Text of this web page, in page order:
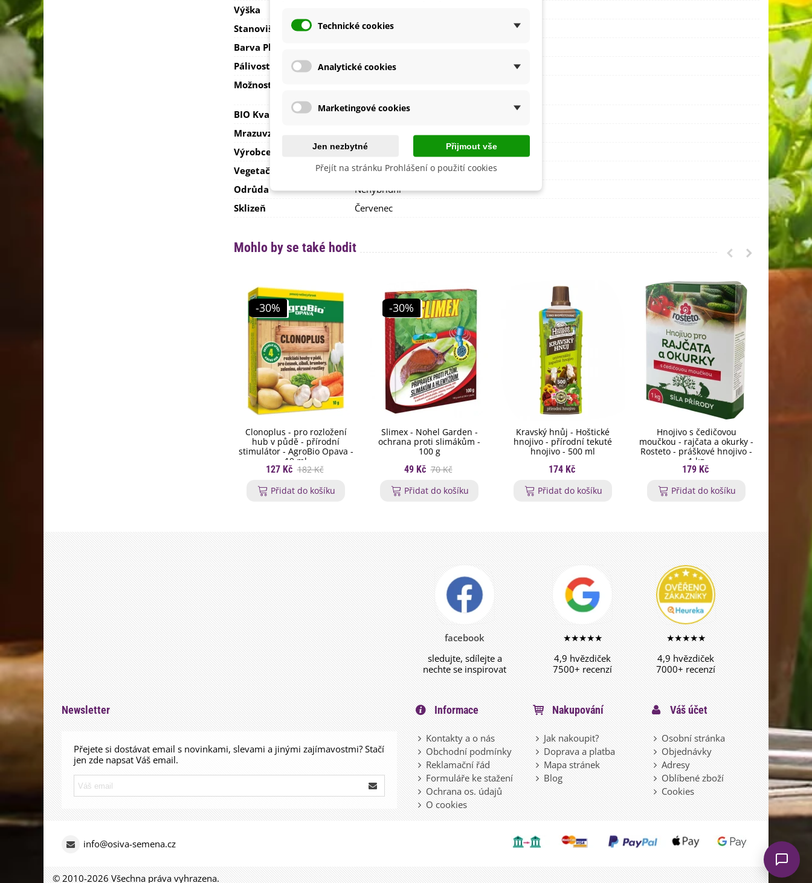
Výška
Stanoviště
Slunečné
Barva Plodů
Pálivost Paprik
Extra pálivé
Možnosti Pěstování
BIO Kvalita
Ne
Mrazuvzdornost
Výrobce
SemenaOnline
Vegetační Doba
Letničky
Odrůda
Nehybridní
Sklizeň
Červenec
Mohlo by se také hodit
-30%
Clonoplus - pro rozložení
hub v půdě - přírodní
stimulátor - AgroBio Opava -
10 ml
127 Kč 182 Kč
Přidat do košíku
-30%
Slimex - Nohel Garden -
ochrana proti slimákům -
100 g
49 Kč 70 Kč
Přidat do košíku
Kravský hnůj - Hoštické
hnojivo - přírodní tekuté
hnojivo - 500 ml
174 Kč
Přidat do košíku
Hnojivo s čedičovou
moučkou - rajčata a okurky -
Rosteto - práškové hnojivo -
1 kg
179 Kč
Přidat do košíku
facebook
sledujte, sdílejte a
nechte se inspirovat
★★★★★
4,9 hvězdiček
7500+ recenzí
★★★★★
4,9 hvězdiček
7000+ recenzí
Newsletter
Přejete si dostávat email s novinkami, slevami a jinými zajímavostmi? Stačí
jen zde napsat Váš email.
Informace
Kontakty a o nás
Obchodní podmínky
Reklamační řád
Formuláře ke stažení
Ochrana os. údajů
O cookies
Nakupování
Jak nakoupit?
Doprava a platba
Mapa stránek
Blog
Váš účet
Osobní stránka
Objednávky
Adresy
Oblíbené zboží
Cookies
info@osiva-semena.cz
© 2010-2026 Všechna práva vyhrazena.
Technické cookies
Analytické cookies
Marketingové cookies
Jen nezbytné Přijmout vše
Přejít na stránku Prohlášení o použití cookies